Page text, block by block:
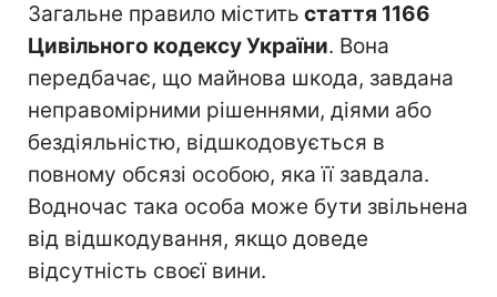
Загальне правило містить стаття 1166
Цивільного кодексу України. Вона
передбачає, що майнова шкода, завдана
неправомірними рішеннями, діями або
бездіяльністю, відшкодовується в
повному обсязі особою, яка її завдала.
Водночас така особа може бути звільнена
від відшкодування, якщо доведе
відсутність своєї вини.